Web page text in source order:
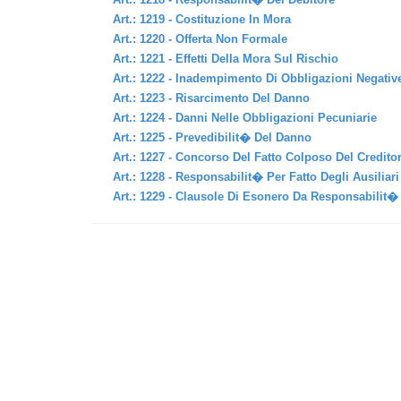
Art.: 1219 - Costituzione In Mora
Art.: 1220 - Offerta Non Formale
Art.: 1221 - Effetti Della Mora Sul Rischio
Art.: 1222 - Inadempimento Di Obbligazioni
Art.: 1223 - Risarcimento Del Danno
Art.: 1224 - Danni Nelle Obbligazioni Pecuniarie
Art.: 1225 - Prevedibilit� Del Danno
Art.: 1227 - Concorso Del Fatto Colposo Del
Art.: 1228 - Responsabilit� Per Fatto Degli Ausiliari
Art.: 1229 - Clausole Di Esonero Da Responsabilit�